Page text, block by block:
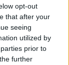
opt-out
that after your
seeing
utilized by
prior to
further